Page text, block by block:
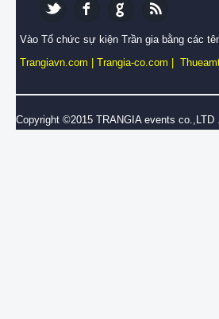
Vào Tổ chức sự kiện Trần gia bằng các
Trangiavn.com
Trangia-co.com
Copyright ©2015 TRANGIA events co.,LTD